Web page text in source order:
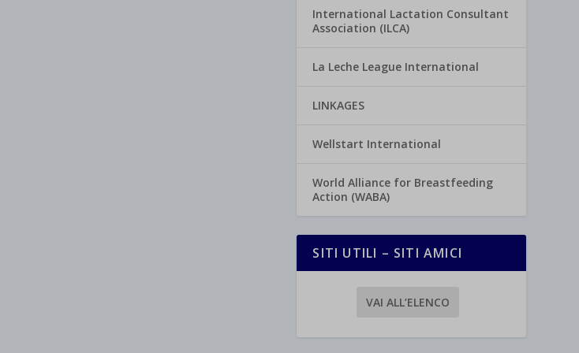
International Lactation Consultant
Association (ILCA)
La Leche League International
LINKAGES
Wellstart International
World Alliance for Breastfeeding
Action (WABA)
SITI UTILI – SITI AMICI
VAI ALL’ELENCO